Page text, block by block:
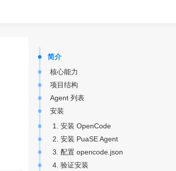
简介
核心能力
项目结构
Agent 列表
安装
1. 安装 OpenCode
2. 安装 PuaSE Agent
3. 配置 opencode.json
4. 验证安装